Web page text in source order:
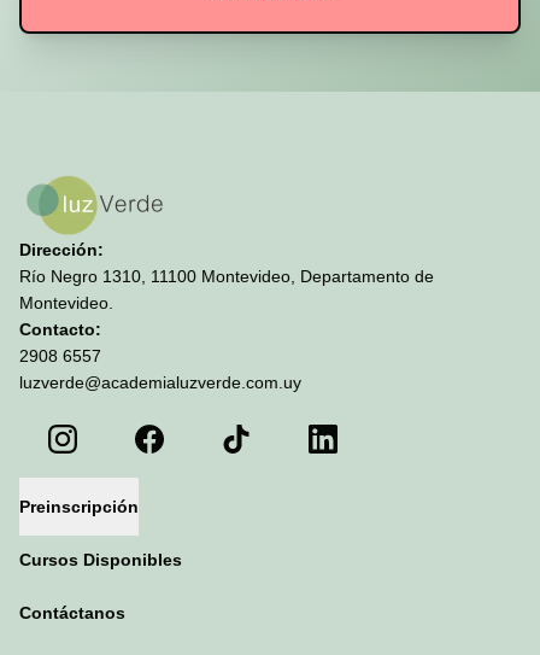
Dirección:
Río Negro 1310, 11100 Montevideo, Departamento de
Montevideo.
Contacto:
2908 6557
luzverde@academialuzverde.com.uy
Preinscripción
Cursos Disponibles
Contáctanos